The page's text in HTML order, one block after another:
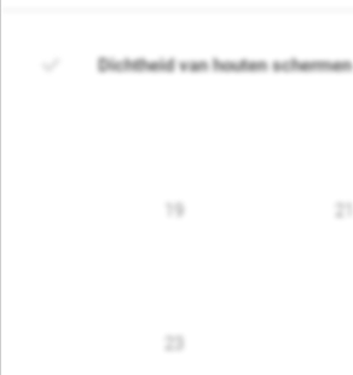
Dichtheid van houten schermen
19